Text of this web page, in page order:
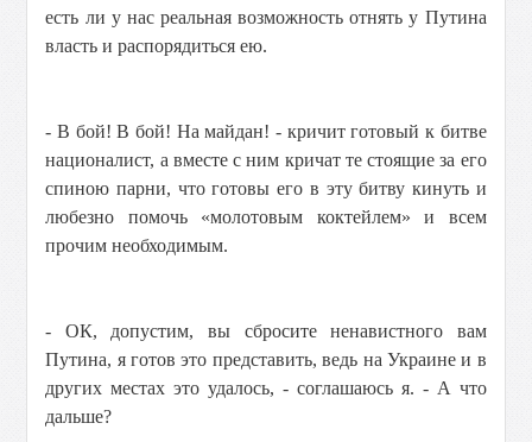
есть ли у нас реальная возможность отнять у Путина
власть и распорядиться ею.
- В бой! В бой! На майдан! - кричит готовый к битве
националист, а вместе с ним кричат те стоящие за его
спиною парни, что готовы его в эту битву кинуть и
любезно помочь «молотовым коктейлем» и всем
прочим необходимым.
- ОК, допустим, вы сбросите ненавистного вам
Путина, я готов это представить, ведь на Украине и в
других местах это удалось, - соглашаюсь я. - А что
дальше?